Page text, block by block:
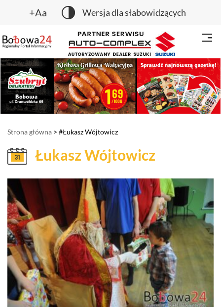
+Aa Wersja dla słabowidzących
Strona główna > #Łukasz Wójtowicz
Łukasz Wójtowicz